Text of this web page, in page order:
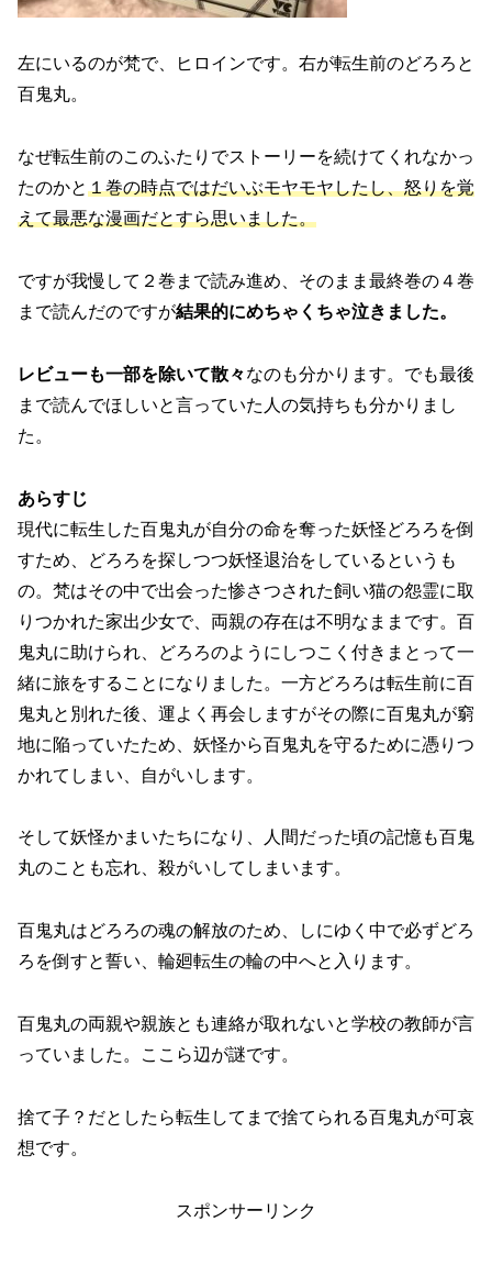
左にいるのが梵で、ヒロインです。右が転生前のどろろと
百鬼丸。
なぜ転生前のこのふたりでストーリーを続けてくれなかっ
たのかと１巻の時点ではだいぶモヤモヤしたし、怒りを覚
えて最悪な漫画だとすら思いました。
ですが我慢して２巻まで読み進め、そのまま最終巻の４巻
まで読んだのですが結果的にめちゃくちゃ泣きました。
レビューも一部を除いて散々なのも分かります。でも最後
まで読んでほしいと言っていた人の気持ちも分かりまし
た。
あらすじ
現代に転生した百鬼丸が自分の命を奪った妖怪どろろを倒
すため、どろろを探しつつ妖怪退治をしているというも
の。 梵はその中で出会った惨さつされた飼い猫の怨霊に取
りつかれた家出少女で、両親の存在は不明なままです。百
鬼丸に助けられ、どろろのようにしつこく付きまとって一
緒に旅をすることになりました。一方どろろは転生前に百
鬼丸と別れた後、運よく再会しますがその際に百鬼丸が窮
地に陥っていたため、妖怪から百鬼丸を守るために憑りつ
かれてしまい、自がいします。
そして妖怪かまいたちになり、人間だった頃の記憶も百鬼
丸のことも忘れ、殺がいしてしまいます。
百鬼丸はどろろの魂の解放のため、しにゆく中で必ずどろ
ろを倒すと誓い、輪廻転生の輪の中へと入ります。
百鬼丸の両親や親族とも連絡が取れないと学校の教師が言
っていました。ここら辺が謎です。
捨て子？だとしたら転生してまで捨てられる百鬼丸が可哀
想です。
スポンサーリンク